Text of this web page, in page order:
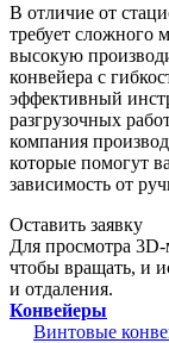
В отличие от
требует сложного
высокую
конвейера с
эффективный
разгрузочных
компания
которые помогут
зависимость от
Оставить заявку
Для просмотра
чтобы вращать, и
и отдаления.
Конвейеры
Винтовые